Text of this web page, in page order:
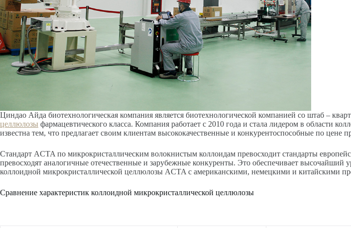
Циндао Айда биотехнологическая компания является биотехнологической компанией со штаб –
целлюлозы фармацевтического класса. Компания работает с 2010 года и стала лидером в области
известна тем, что предлагает своим клиентам высококачественные и конкурентоспособные по цене
Стандарт ACTA по микрокристаллическим волокнистым коллоидам превосходит стандарты
превосходят аналогичные отечественные и зарубежные конкуренты. Это обеспечивает высочайший
коллоидной микрокристаллической целлюлозы ACTA с американскими, немецкими и китайскими
Сравнение характеристик коллоидной микрокристаллической целлюлозы